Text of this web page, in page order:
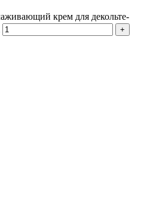
крем для декольте-